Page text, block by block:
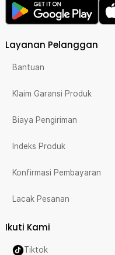
Layanan Pelanggan
Bantuan
Klaim Garansi Produk
Biaya Pengiriman
Indeks Produk
Konfirmasi Pembayaran
Lacak Pesanan
Ikuti Kami
Tiktok